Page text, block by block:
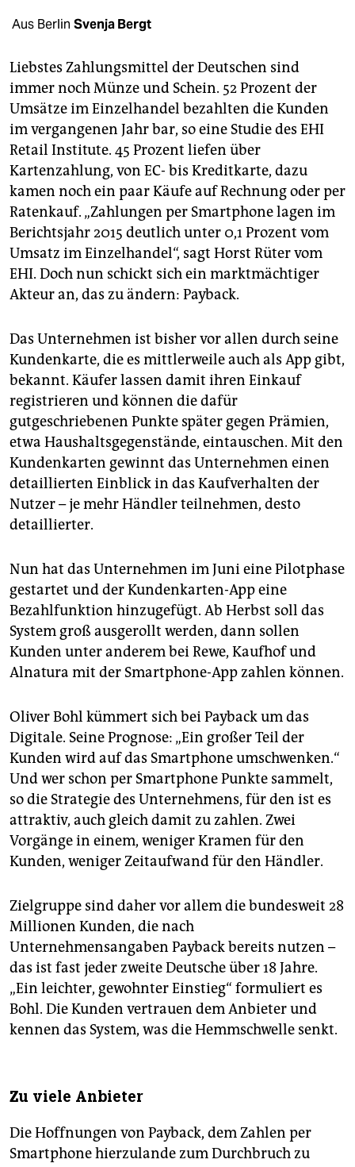
fragen & hilfe
abo
genossenschaft
epaper login
Aus Berlin Svenja Bergt
Liebstes Zahlungsmittel der Deutschen sind
immer noch Münze und Schein. 52 Prozent der
Umsätze im Einzelhandel bezahlten die Kunden
im vergangenen Jahr bar, so eine Studie des EHI
Retail Institute. 45 Prozent liefen über
Kartenzahlung, von EC- bis Kreditkarte, dazu
kamen noch ein paar Käufe auf Rechnung oder per
Ratenkauf. „Zahlungen per Smartphone lagen im
Berichtsjahr 2015 deutlich unter 0,1 Prozent vom
Umsatz im Einzelhandel“, sagt Horst Rüter vom
EHI. Doch nun schickt sich ein marktmächtiger
Akteur an, das zu ändern: Payback.
Das Unternehmen ist bisher vor allen durch seine
Kundenkarte, die es mittlerweile auch als App gibt,
bekannt. Käufer lassen damit ihren Einkauf
registrieren und können die dafür
gutgeschriebenen Punkte später gegen Prämien,
etwa Haushaltsgegenstände, eintauschen. Mit den
Kundenkarten gewinnt das Unternehmen einen
detaillierten Einblick in das Kaufverhalten der
Nutzer – je mehr Händler teilnehmen, desto
detaillierter.
Nun hat das Unternehmen im Juni eine Pilotphase
gestartet und der Kundenkarten-App eine
Bezahlfunktion hinzugefügt. Ab Herbst soll das
System groß ausgerollt werden, dann sollen
Kunden unter anderem bei Rewe, Kaufhof und
Alnatura mit der Smartphone-App zahlen können.
Oliver Bohl kümmert sich bei Payback um das
Digitale. Seine Prognose: „Ein großer Teil der
Kunden wird auf das Smartphone umschwenken.“
Und wer schon per Smartphone Punkte sammelt,
so die Strategie des Unternehmens, für den ist es
attraktiv, auch gleich damit zu zahlen. Zwei
Vorgänge in einem, weniger Kramen für den
Kunden, weniger Zeitaufwand für den Händler.
Zielgruppe sind daher vor allem die bundesweit 28
Millionen Kunden, die nach
Unternehmensangaben Payback bereits nutzen –
das ist fast jeder zweite Deutsche über 18 Jahre.
„Ein leichter, gewohnter Einstieg“ formuliert es
Bohl. Die Kunden vertrauen dem Anbieter und
kennen das System, was die Hemmschwelle senkt.
Zu viele Anbieter
Die Hoffnungen von Payback, dem Zahlen per
Smartphone hierzulande zum Durchbruch zu